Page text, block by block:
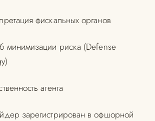
фискальных органов
минимизации риска (Defense
агента
зарегистрирован в офшорной